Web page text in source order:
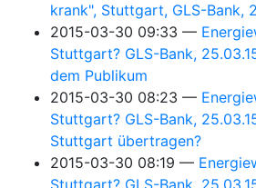
krank", Stuttgart, GLS-Bank,
2015-03-30 09:33
Stuttgart? GLS-Bank,
dem Publikum
2015-03-30 08:23
Stuttgart? GLS-Bank,
Stuttgart übertragen?
2015-03-30 08:19
Stuttgart? GLS-Bank,